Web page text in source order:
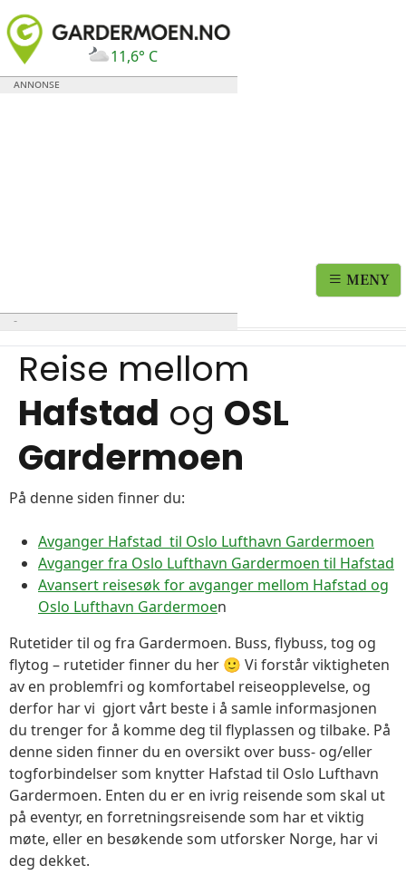
11,6° C
MENY
Reise mellom
Hafstad og OSL
Gardermoen
På denne siden finner du:
Avganger Hafstad til Oslo Lufthavn Gardermoen
Avganger fra Oslo Lufthavn Gardermoen til Hafstad
Avansert reisesøk for avganger mellom Hafstad og
Oslo Lufthavn Gardermoen
Rutetider til og fra Gardermoen. Buss, flybuss, tog og
flytog – rutetider finner du her 🙂 Vi forstår viktigheten
av en problemfri og komfortabel reiseopplevelse, og
derfor har vi gjort vårt beste i å samle informasjonen
du trenger for å komme deg til flyplassen og tilbake. På
denne siden finner du en oversikt over buss- og/eller
togforbindelser som knytter Hafstad til Oslo Lufthavn
Gardermoen. Enten du er en ivrig reisende som skal ut
på eventyr, en forretningsreisende som har et viktig
møte, eller en besøkende som utforsker Norge, har vi
deg dekket.